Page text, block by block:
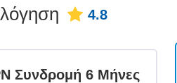
4.8
Συνδρομή 6 Μήνες